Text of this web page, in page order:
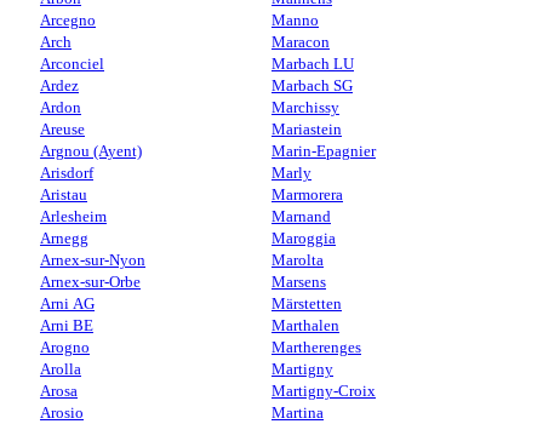
Arcegno
Arch
Arconciel
Ardez
Ardon
Areuse
Argnou (Ayent)
Arisdorf
Aristau
Arlesheim
Arnegg
Arnex-sur-Nyon
Arnex-sur-Orbe
Arni AG
Arni BE
Arogno
Arolla
Arosa
Arosio
Manno
Maracon
Marbach LU
Marbach SG
Marchissy
Mariastein
Marin-Epagnier
Marly
Marmorera
Marnand
Maroggia
Marolta
Marsens
Märstetten
Marthalen
Martherenges
Martigny
Martigny-Croix
Martina